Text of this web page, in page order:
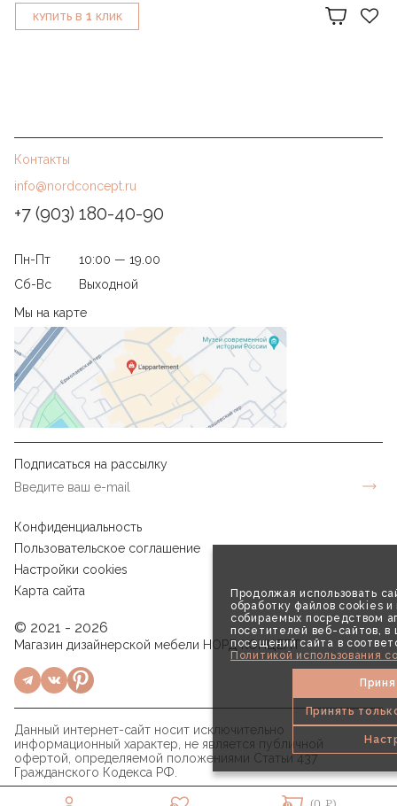
Продолжая использовать
обработку файлов cookies и
собираемых посредством
посетителей веб-сайтов, в
посещений сайта в
Политикой использования
Принять
КУПИТЬ В 1 КЛИК
Контакты
info@nordconcept.ru
+7 (903) 180-40-90
Пн-Пт
10:00 — 19.00
Сб-Вс
Выходной
Мы на карте
Подписаться на рассылку
Конфиденциальность
Пользовательское соглашение
Настройки cookies
Карта сайта
© 2021 - 2026
Магазин дизайнерской мебели НОРД КОНЦЕПТ
Данный интернет-сайт носит исключительно
информационный характер, не является публичной
офертой, определяемой положениями Статьи 437
Гражданского Кодекса РФ.